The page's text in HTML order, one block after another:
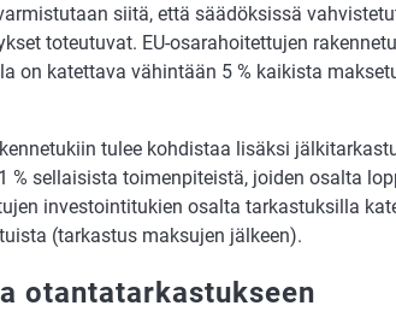
siitä, että säädöksissä
toteutuvat. EU-osarahoitettujen
on katettava vähintään 5 % kaikista
tulee kohdistaa lisäksi
% sellaisista toimenpiteistä, joiden osalta
investointitukien osalta tarkastuksilla
(tarkastus maksujen jälkeen).
otantatarkastukseen